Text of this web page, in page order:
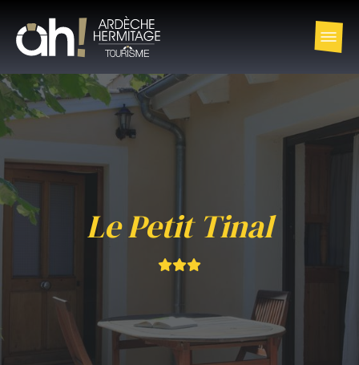
Le Petit Tinal